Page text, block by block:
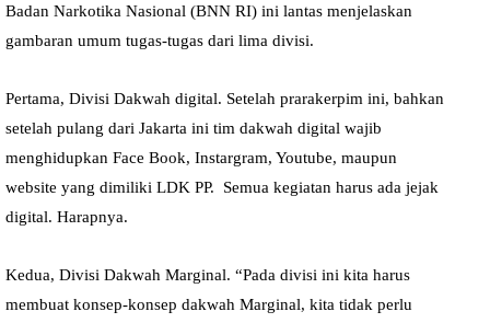
Badan Narkotika Nasional (BNN RI) ini lantas menjelaskan
gambaran umum tugas-tugas dari lima divisi.
Pertama, Divisi Dakwah digital. Setelah prarakerpim ini, bahkan
setelah pulang dari Jakarta ini tim dakwah digital wajib
menghidupkan Face Book, Instargram, Youtube, maupun
website yang dimiliki LDK PP. Semua kegiatan harus ada jejak
digital. Harapnya.
Kedua, Divisi Dakwah Marginal. “Pada divisi ini kita harus
membuat konsep-konsep dakwah Marginal, kita tidak perlu